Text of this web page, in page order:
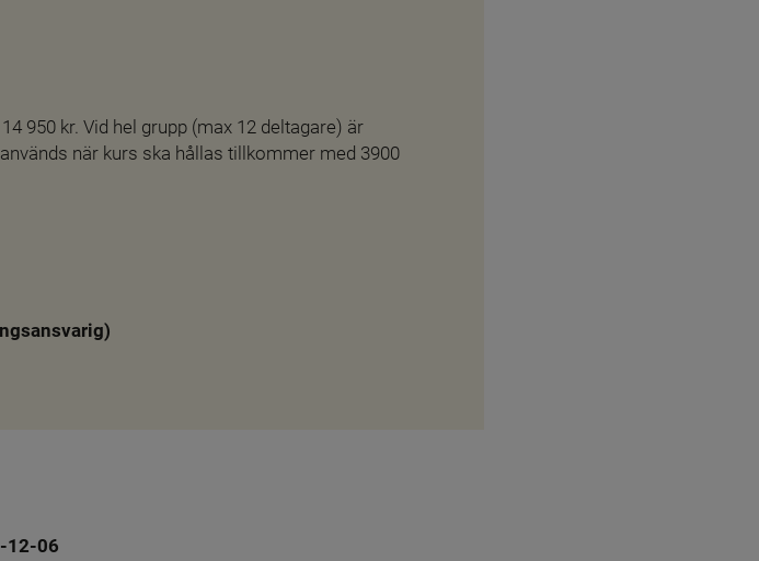
950 kr. Vid hel grupp (max 12 deltagare) är
när kurs ska hållas tillkommer med 3900
12-06